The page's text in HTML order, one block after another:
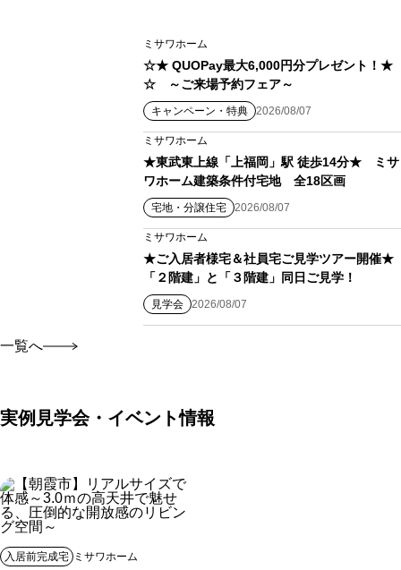
ミサワホーム
☆★ QUOPay最大6,000円分プレゼント！★
☆ ～ご来場予約フェア～
キャンペーン・特典 2026/08/07
ミサワホーム
★東武東上線「上福岡」駅 徒歩14分★ ミサ
ワホーム建築条件付宅地 全18区画
宅地・分譲住宅 2026/08/07
ミサワホーム
★ご入居者様宅＆社員宅ご見学ツアー開催★
「２階建」と「３階建」同日ご見学！
見学会 2026/08/07
一覧へ
実例見学会・イベント情報
入居前完成宅 ミサワホーム